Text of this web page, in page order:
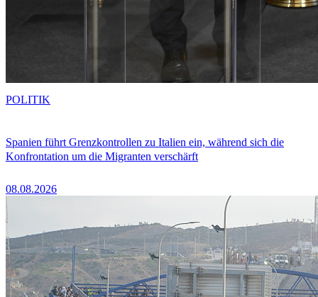
Spanien führt Grenzkontrollen zu Italien ein, während sich die
Konfrontation um die Migranten verschärft
08.08.2026
POLITIK